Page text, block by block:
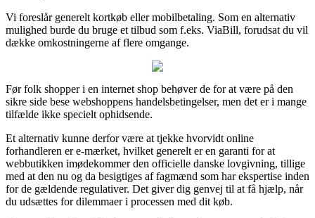
Vi foreslår generelt kortkøb eller mobilbetaling. Som en alternativ
mulighed burde du bruge et tilbud som f.eks. ViaBill, forudsat du vil
dække omkostningerne af flere omgange.
Før folk shopper i en internet shop behøver de for at være på den
sikre side bese webshoppens handelsbetingelser, men det er i mange
tilfælde ikke specielt ophidsende.
Et alternativ kunne derfor være at tjekke hvorvidt online
forhandleren er e-mærket, hvilket generelt er en garanti for at
webbutikken imødekommer den officielle danske lovgivning, tillige
med at den nu og da besigtiges af fagmænd som har ekspertise inden
for de gældende regulativer. Det giver dig genvej til at få hjælp, når
du udsættes for dilemmaer i processen med dit køb.